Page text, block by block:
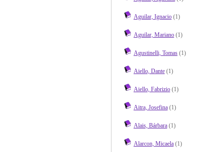
Aguilar, Ignacio(1)
Aguilar, Mariano(1)
Agustinelli, Tomas(1)
Aiello, Dante(1)
Aiello, Fabrizio(1)
Aitra, Josefina(1)
Alais, Bárbara(1)
Alarcon, Micaela(1)